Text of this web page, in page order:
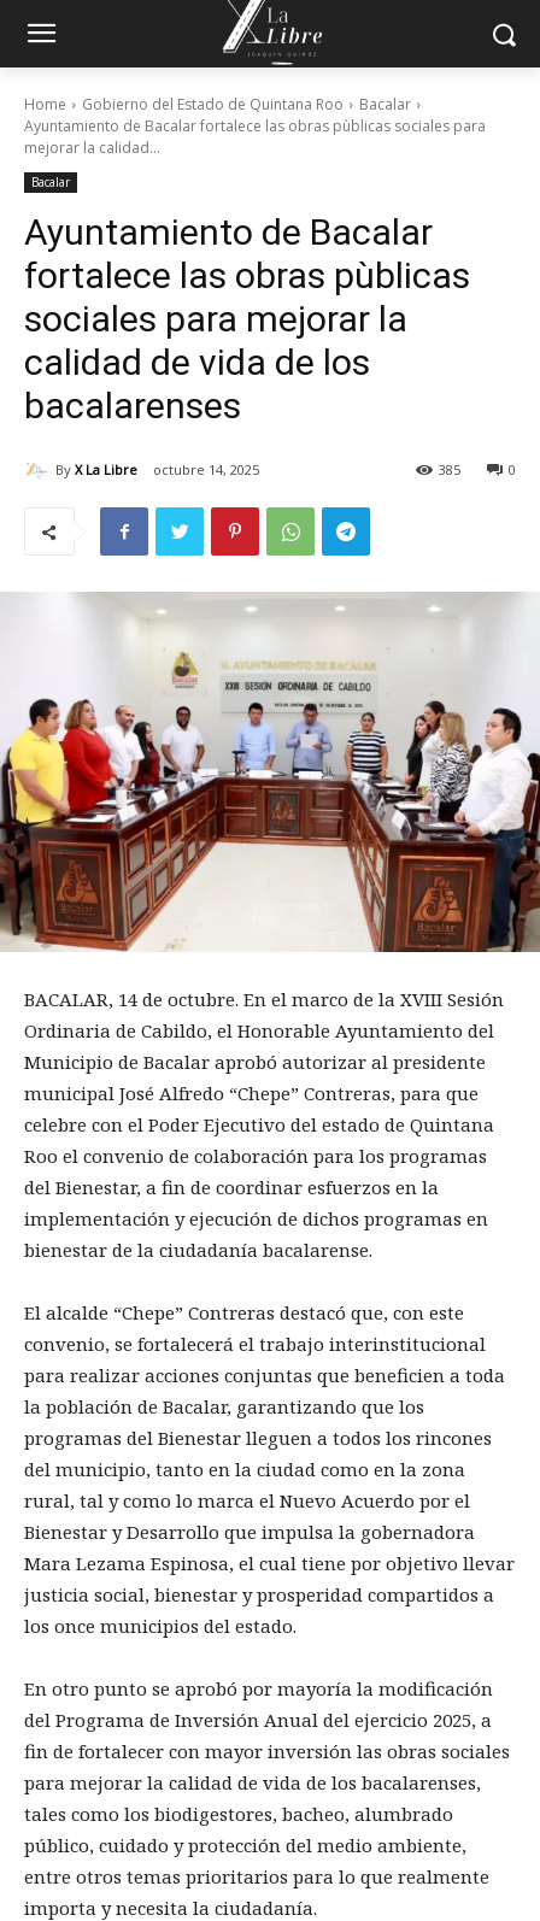
Home Gobierno del Estado de Quintana Roo
Bacalar
Ayuntamiento de Bacalar fortalece las obras pùblicas sociales para
mejorar la calidad...
Bacalar
Ayuntamiento de Bacalar
fortalece las obras pùblicas
sociales para mejorar la
calidad de vida de los
bacalarenses
By X La Libre octubre 14, 2025 0
385
BACALAR, 14 de octubre. En el marco de la XVIII Sesión
Ordinaria de Cabildo, el Honorable Ayuntamiento del
Municipio de Bacalar aprobó autorizar al presidente
municipal José Alfredo “Chepe” Contreras, para que
celebre con el Poder Ejecutivo del estado de Quintana
Roo el convenio de colaboración para los programas
del Bienestar, a fin de coordinar esfuerzos en la
implementación y ejecución de dichos programas en
bienestar de la ciudadanía bacalarense.
El alcalde “Chepe” Contreras destacó que, con este
convenio, se fortalecerá el trabajo interinstitucional
para realizar acciones conjuntas que beneficien a toda
la población de Bacalar, garantizando que los
programas del Bienestar lleguen a todos los rincones
del municipio, tanto en la ciudad como en la zona
rural, tal y como lo marca el Nuevo Acuerdo por el
Bienestar y Desarrollo que impulsa la gobernadora
Mara Lezama Espinosa, el cual tiene por objetivo llevar
justicia social, bienestar y prosperidad compartidos a
los once municipios del estado.
En otro punto se aprobó por mayoría la modificación
del Programa de Inversión Anual del ejercicio 2025, a
fin de fortalecer con mayor inversión las obras sociales
para mejorar la calidad de vida de los bacalarenses,
tales como los biodigestores, bacheo, alumbrado
público, cuidado y protección del medio ambiente,
entre otros temas prioritarios para lo que realmente
importa y necesita la ciudadanía.